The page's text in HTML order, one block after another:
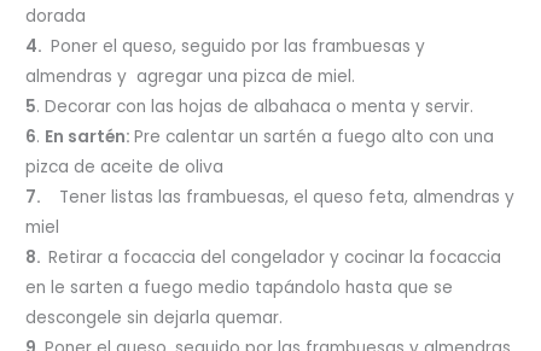
dorada
4. Poner el queso, seguido por las frambuesas y
almendras y agregar una pizca de miel.
5. Decorar con las hojas de albahaca o menta y servir.
6. En sartén:Pre calentar un sartén a fuego alto con una
pizca de aceite de oliva
7.
Tener listas las frambuesas, el queso feta, almendras y
miel
8.Retirar a focaccia del congelador y cocinar la focaccia
en le sarten a fuego medio tapándolo hasta que se
descongele sin dejarla quemar.